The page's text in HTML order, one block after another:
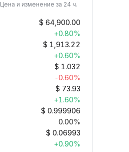
Цена и изменение за 24 ч.
$ 64,900.00
+0.80%
$ 1,913.22
+0.60%
$ 1.032
-0.60%
$ 73.93
+1.60%
$ 0.999906
0.00%
$ 0.06993
+0.90%